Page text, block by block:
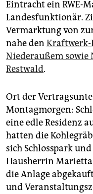
Eintracht ein RWE-
Landesfunktionär.
Vermarktung von
nahe den
Niederaußem sowie
Restwald.
Ort der
Montagmorgen:
eine edle Residenz
hatten die
sich Schlosspark
Hausherrin
die Anlage
und